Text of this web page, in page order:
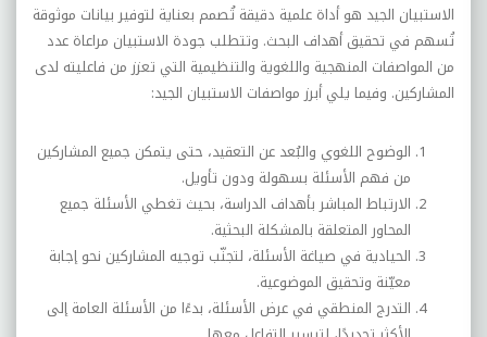
الاستبيان الجيد هو أداة علمية دقيقة تُصمم بعناية لتوفير بيانات موثوقة
تُسهم في تحقيق أهداف البحث. وتتطلب جودة الاستبيان مراعاة عدد
من المواصفات المنهجية واللغوية والتنظيمية التي تعزز من فاعليته لدى
المشاركين. وفيما يلي أبرز مواصفات الاستبيان الجيد:
الوضوح اللغوي والبُعد عن التعقيد، حتى يتمكن جميع المشاركين
من فهم الأسئلة بسهولة ودون تأويل.
الارتباط المباشر بأهداف الدراسة، بحيث تغطي الأسئلة جميع
المحاور المتعلقة بالمشكلة البحثية.
الحيادية في صياغة الأسئلة، لتجنّب توجيه المشاركين نحو إجابة
معيّنة وتحقيق الموضوعية.
التدرج المنطقي في عرض الأسئلة، بدءًا من الأسئلة العامة إلى